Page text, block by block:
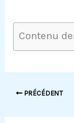
Contenu
PRÉCÉDENT